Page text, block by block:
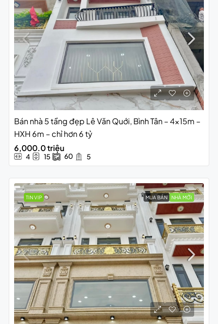
Bán nhà 5 tầng đẹp Lê Văn Quới, Bình Tân – 4x15m –
HXH 6m – chỉ hơn 6 tỷ
6,000.0 triệu
4 15 60 5
TIN VIP MUA BÁN NHÀ MỚI